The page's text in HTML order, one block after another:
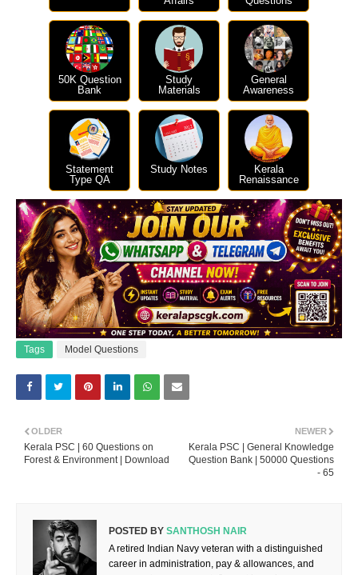
50K Question
Bank
Study
Materials
General
Awareness
Statement
Type QA
Study Notes
Kerala
Renaissance
Tags Model Questions
NEWER
Kerala PSC | General Knowledge
Question Bank | 50000 Questions
- 65
OLDER
Kerala PSC | 60 Questions on
Forest & Environment | Download
POSTED BY SANTHOSH NAIR
A retired Indian Navy veteran with a distinguished
career in administration, pay & allowances, and